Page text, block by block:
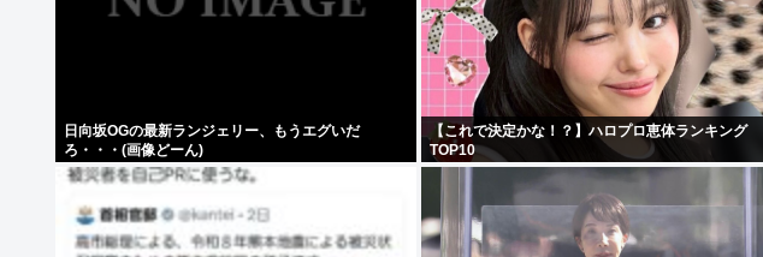
日向坂OGの最新ランジェリー、もうエグいだ
ろ・・・(画像どーん)
【これで決定かな！？】ハロプロ恵体ランキング
TOP10